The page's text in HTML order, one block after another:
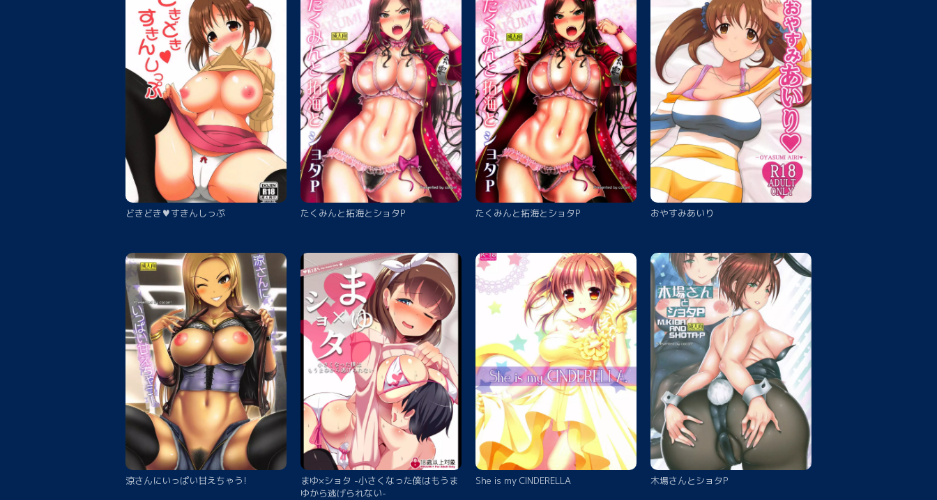
どきどき♥すきんしっぷ たくみんと拓海とショタP たくみんと拓海とショタP おやすみあいり
涼さんにいっぱい甘えちゃう!
まゆ×ショタ -小さくなった僕はもうま
ゆから逃げられない-
She is my CINDERELLA 木場さんとショタP